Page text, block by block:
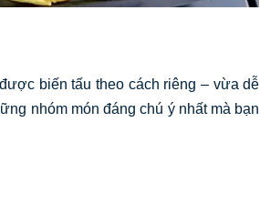
biến tấu theo cách riêng – vừa dễ
nhóm món đáng chú ý nhất mà bạn